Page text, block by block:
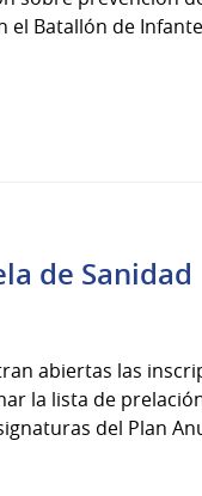
el Batallón de
de Sanidad
abiertas las
la lista de
del Plan